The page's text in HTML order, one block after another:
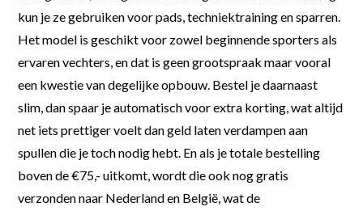
kun je ze gebruiken voor pads, techniektraining en sparren.
Het model is geschikt voor zowel beginnende sporters als
ervaren vechters, en dat is geen grootspraak maar vooral
een kwestie van degelijke opbouw. Bestel je daarnaast
slim, dan spaar je automatisch voor extra korting, wat altijd
net iets prettiger voelt dan geld laten verdampen aan
spullen die je toch nodig hebt. En als je totale bestelling
boven de €75,- uitkomt, wordt die ook nog gratis
verzonden naar Nederland en België, wat de